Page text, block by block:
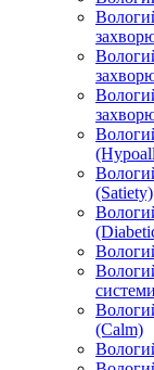
(Satiety)
(Calm)